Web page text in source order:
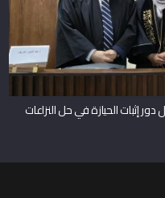
إثبات الحيازة في حل النزاعات